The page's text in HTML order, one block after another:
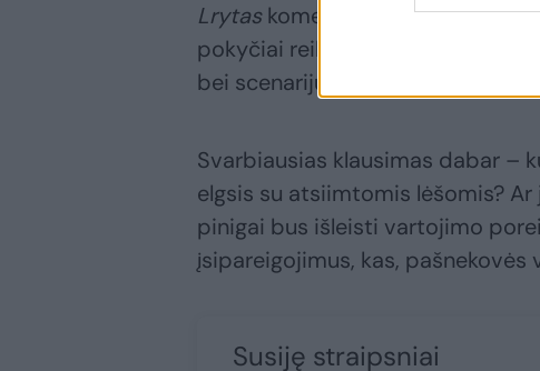
Lrytaskomentavo, kad jau
pokyčiai reikšmingesni, negu
bei scenarijus skelbė mūsų
Svarbiausias klausimas dabar –
elgsis su atsiimtomis lėšomis?
pinigai bus išleisti vartojimo
įsipareigojimus, kas, pašnekovės
Susiję straipsniai